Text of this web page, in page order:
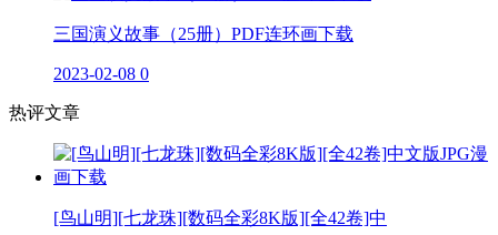
三国演义故事（25册）PDF连环画下载
2023-02-08 0
热评文章
[鸟山明][七龙珠][数码全彩8K版][全42卷]中